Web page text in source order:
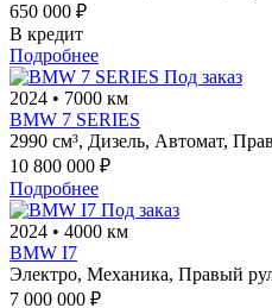
650 000 ₽
В кредит
Подробнее
Под заказ
2024 • 7000 км
BMW 7 SERIES
2990 см³, Дизель, Автомат,
10 800 000 ₽
Подробнее
Под заказ
2024 • 4000 км
BMW I7
Электро, Механика, Правый
7 000 000 ₽